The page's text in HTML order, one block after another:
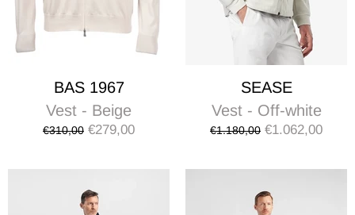
BAS 1967
Vest - Beige
€310,00 €279,00
SEASE
Vest - Off-white
€1.180,00 €1.062,00